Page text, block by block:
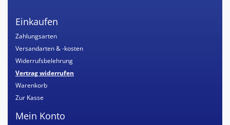
Einkaufen
Zahlungsarten
Versandarten & -kosten
Widerrufsbelehrung
Vertrag widerrufen
Warenkorb
Zur Kasse
Mein Konto